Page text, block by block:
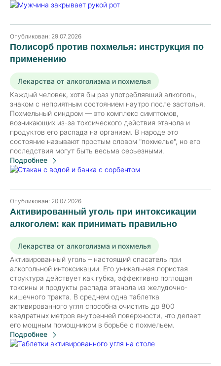
Полисорб против похмелья: инструкция по
применению
Опубликован: 29.07.2026
Лекарства от алкоголизма и похмелья
Каждый человек, хотя бы раз употреблявший алкоголь,
знаком с неприятным состоянием наутро после застолья.
Похмельный синдром — это комплекс симптомов,
возникающих из-за токсического действия этанола и
продуктов его распада на организм. В народе это
состояние называют простым словом "похмелье", но его
последствия могут быть весьма серьезными.
Подробнее
Активированный уголь при интоксикации
алкоголем: как принимать правильно
Опубликован: 20.07.2026
Лекарства от алкоголизма и похмелья
Активированный уголь – настоящий спасатель при
алкогольной интоксикации. Его уникальная пористая
структура действует как губка, эффективно поглощая
токсины и продукты распада этанола из желудочно-
кишечного тракта. В среднем одна таблетка
активированного угля способна очистить до 800
квадратных метров внутренней поверхности, что делает
его мощным помощником в борьбе с похмельем.
Подробнее